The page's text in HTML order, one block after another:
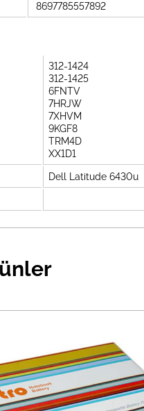
8697785557892
312-1424
312-1425
6FNTV
7HRJW
7XHVM
9KGF8
TRM4D
XX1D1
Dell Latitude 6430u